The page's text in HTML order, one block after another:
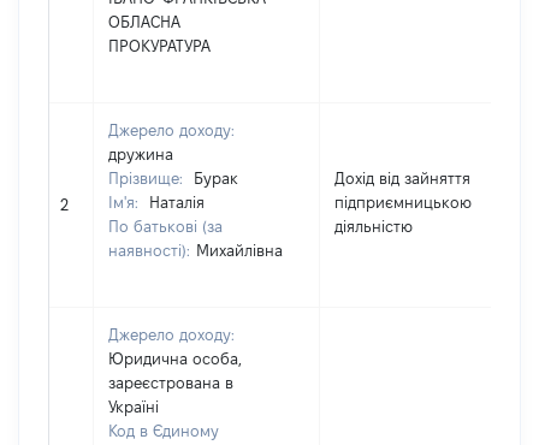
ОБЛАСНА
ПРОКУРАТУРА
2
Джерело доходу:
дружина
Прізвище:
Бурак
Ім'я:
Наталія
По батькові (за
наявності): Михайлівна
Дохід від зайняття
підприємницькою
діяльністю
Джерело доходу:
Юридична особа,
зареєстрована в
Україні
Код в Єдиному